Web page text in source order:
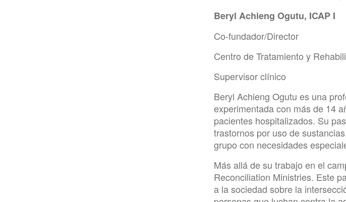
Beryl Achieng Ogutu, ICAP I
Co-fundador/Director
Centro de Tratamiento y
Supervisor clínico
Beryl Achieng Ogutu es una
experimentada con más de 14
pacientes hospitalizados. Su
trastornos por uso de
grupo con necesidades
Más allá de su trabajo en el
Reconciliation Ministries. Este
a la sociedad sobre la